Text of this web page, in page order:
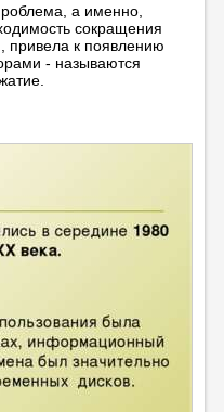
а именно,
сокращения
привела к появлению
- называются